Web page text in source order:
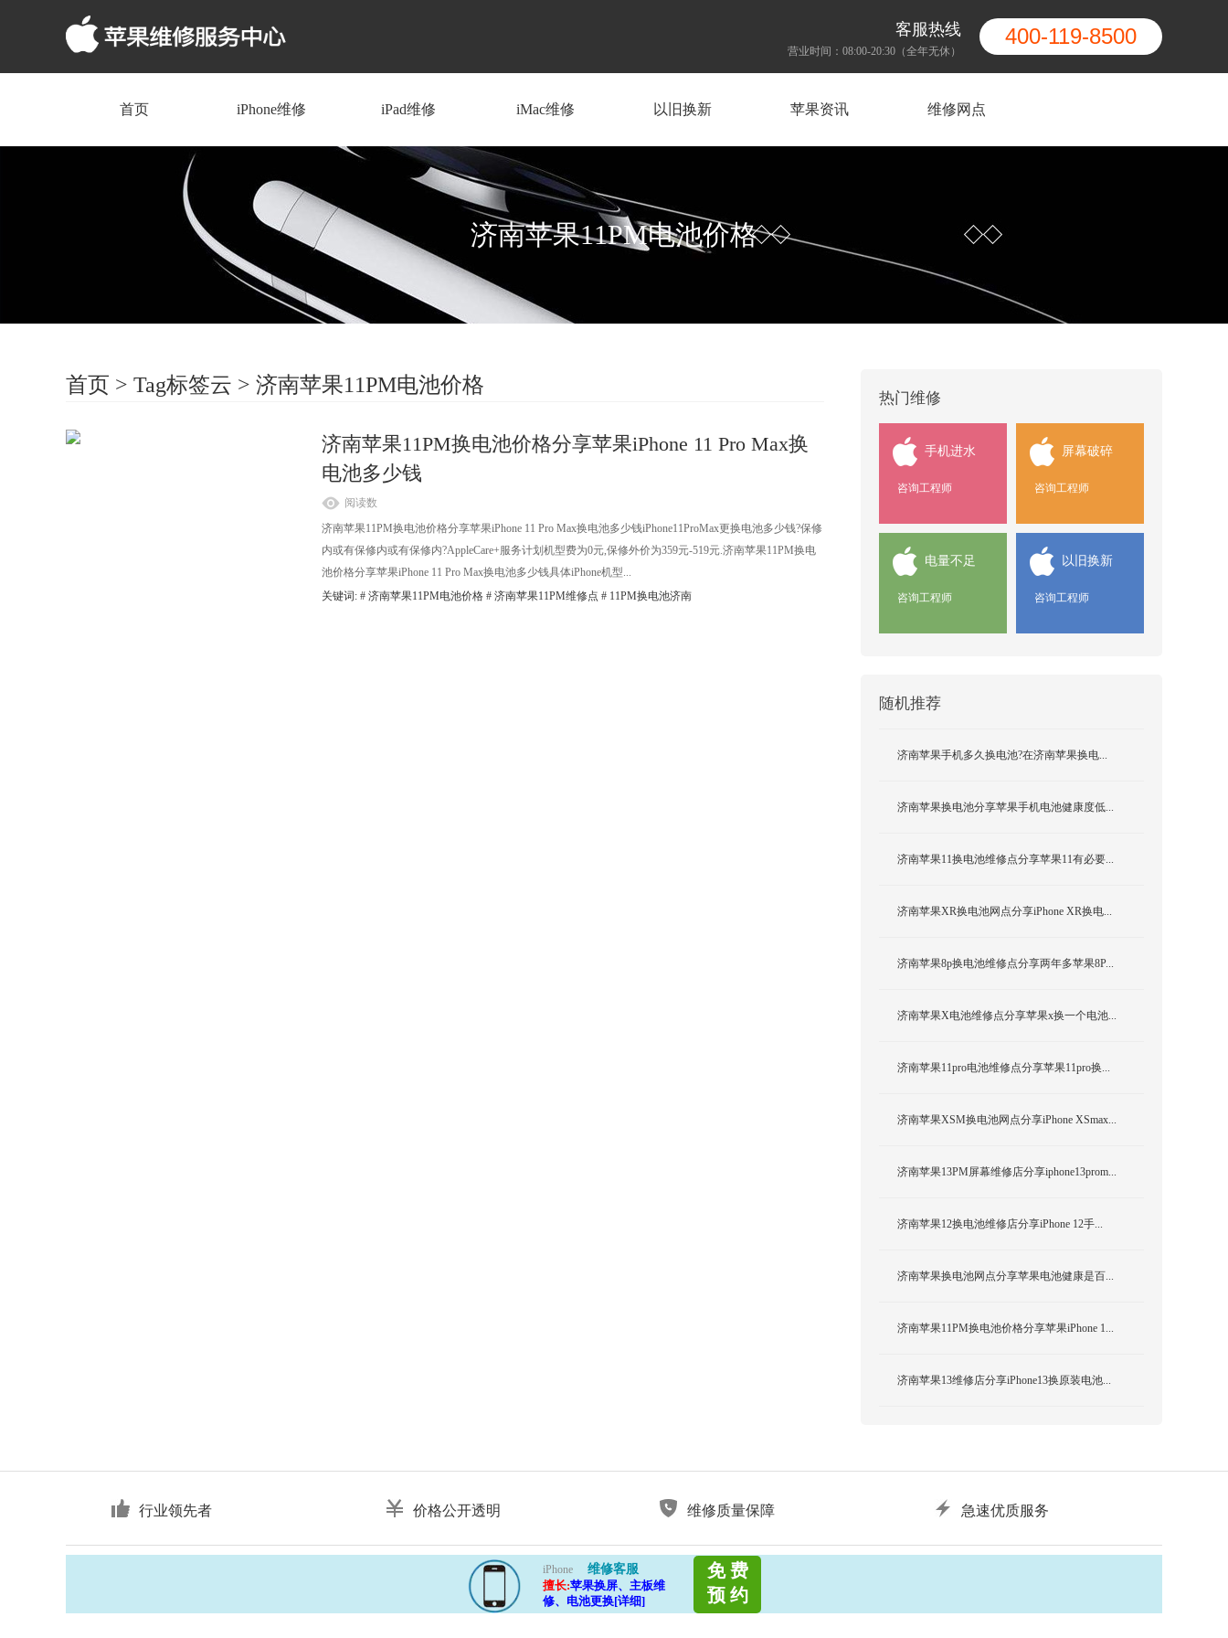
客服热线
营业时间：08:00-20:30（全年无休）
400-119-8500
首页 iPhone维修 iPad维修 iMac维修 以旧换新 苹果资讯 维修网点
济南苹果11PM电池价格
首页 > Tag标签云 > 济南苹果11PM电池价格
济南苹果11PM换电池价格分享苹果iPhone 11 Pro Max换
电池多少钱
阅读数
济南苹果11PM换电池价格分享苹果iPhone 11 Pro Max换电池多少钱iPhone11ProMax更换电池多少钱?保修
内或有保修内或有保修内?AppleCare+服务计划机型费为0元,保修外价为359元-519元.济南苹果11PM换电
池价格分享苹果iPhone 11 Pro Max换电池多少钱具体iPhone机型...
关键词: # 济南苹果11PM电池价格 # 济南苹果11PM维修点 # 11PM换电池济南
热门维修
手机进水
咨询工程师
屏幕破碎
咨询工程师
电量不足
咨询工程师
以旧换新
咨询工程师
随机推荐
济南苹果手机多久换电池?在济南苹果换电...
济南苹果换电池分享苹果手机电池健康度低...
济南苹果11换电池维修点分享苹果11有必要...
济南苹果XR换电池网点分享iPhone XR换电...
济南苹果8p换电池维修点分享两年多苹果8P...
济南苹果X电池维修点分享苹果x换一个电池...
济南苹果11pro电池维修点分享苹果11pro换...
济南苹果XSM换电池网点分享iPhone XSmax...
济南苹果13PM屏幕维修店分享iphone13prom...
济南苹果12换电池维修店分享iPhone 12手...
济南苹果换电池网点分享苹果电池健康是百...
济南苹果11PM换电池价格分享苹果iPhone 1...
济南苹果13维修店分享iPhone13换原装电池...
行业领先者 价格公开透明 维修质量保障 急速优质服务
iPhone
维修客服
擅长:苹果换屏、主板维
修、电池更换[详细]
免 费
预 约